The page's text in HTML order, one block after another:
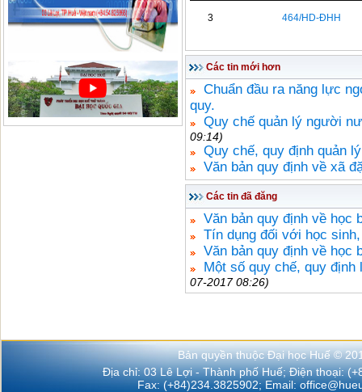
3 464/HD-ĐHH
Các tin mới hơn
Chuẩn đầu ra năng lực
quy.
Quy chế quản lý người
09:14)
Quy chế, quy định quản
Văn bản quy định về xã
Các tin đã đăng
Văn bản quy định về học
Tín dụng đối với học
Văn bản quy định về học
Một số quy chế, quy định
07-2017 08:26)
Bản quyền thuộc Đại học Huế ©
Địa chỉ: 03 Lê Lợi - Thành phố Huế; Điện thoại:
Fax: (+84)234.3825902; Email: